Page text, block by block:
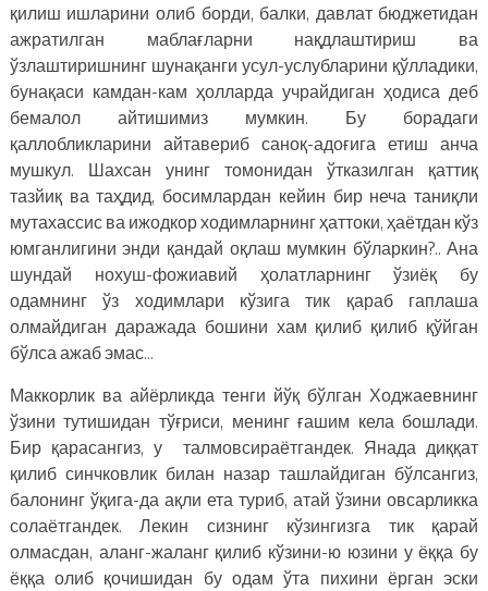
қилиш ишларини олиб борди, балки, давлат бюджетидан
ажратилган маблағларни нақдлаштириш ва
ўзлаштиришнинг шунақанги усул-услубларини қўлладики,
бунақаси камдан-кам ҳолларда учрайдиган ҳодиса деб
бемалол айтишимиз мумкин. Бу борадаги
қаллобликларини айтавериб саноқ-адоғига етиш анча
мушкул. Шахсан унинг томонидан ўтказилган қаттиқ
тазйиқ ва таҳдид, босимлардан кейин бир неча таниқли
мутахассис ва ижодкор ходимларнинг ҳаттоки, ҳаётдан кўз
юмганлигини энди қандай оқлаш мумкин бўларкин?.. Ана
шундай нохуш-фожиавий ҳолатларнинг ўзиёқ бу
одамнинг ўз ходимлари кўзига тик қараб гаплаша
олмайдиган даражада бошини хам қилиб қилиб қўйган
бўлса ажаб эмас…
Маккорлик ва айёрликда тенги йўқ бўлган Ходжаевнинг
ўзини тутишидан тўғриси, менинг ғашим кела бошлади.
Бир қарасангиз, у талмовсираётгандек. Янада диққат
қилиб синчковлик билан назар ташлайдиган бўлсангиз,
балонинг ўқига-да ақли ета туриб, атай ўзини овсарликка
солаётгандек. Лекин сизнинг кўзингизга тик қарай
олмасдан, аланг-жаланг қилиб кўзини-ю юзини у ёққа бу
ёққа олиб қочишидан бу одам ўта пихини ёрган эски